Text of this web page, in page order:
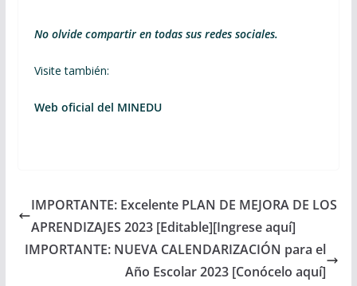
No olvide compartir en todas sus redes sociales.
Visite también:
Web oficial del MINEDU
IMPORTANTE: Excelente PLAN DE MEJORA DE LOS
APRENDIZAJES 2023 [Editable][Ingrese aquí]
IMPORTANTE: NUEVA CALENDARIZACIÓN para el
Año Escolar 2023 [Conócelo aquí]